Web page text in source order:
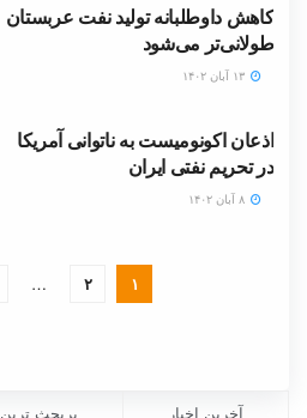
کاهش داوطلبانه تولید نفت عربستان
طولانی‌تر می‌شود
اذعان اکونومیست به ناتوانی آمریکا
در تحریم نفتی ایران
۱ ۲ …
پربحث ترین آخرین اخبار